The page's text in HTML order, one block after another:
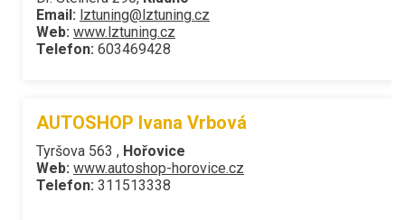
Email: lztuning@lztuning.cz
Web: www.lztuning.cz
Telefon: 603469428
AUTOSHOP Ivana Vrbová
Tyršova 563 , Hořovice
Web: www.autoshop-horovice.cz
Telefon: 311513338